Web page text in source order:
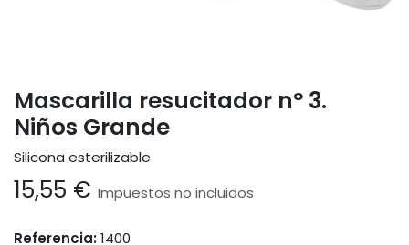
Mascarilla resucitador nº 3.
Niños Grande
Silicona esterilizable
15,55 € Impuestos no incluidos
Referencia:1400